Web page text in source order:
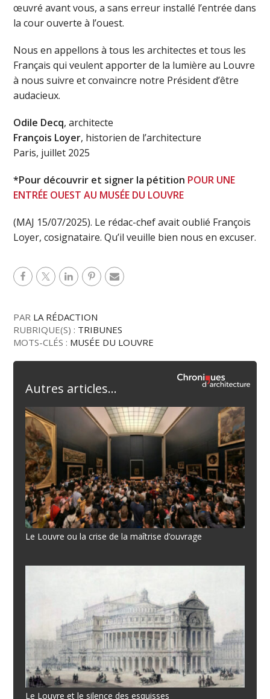
œuvré avant vous, a sans erreur installé l’entrée dans
la cour ouverte à l’ouest.
Nous en appellons à tous les architectes et tous les
Français qui veulent apporter de la lumière au Louvre
à nous suivre et convaincre notre Président d’être
audacieux.
Odile Decq, architecte
François Loyer, historien de l’architecture
Paris, juillet 2025
*Pour découvrir et signer la pétition POUR UNE
ENTRÉE OUEST AU MUSÉE DU LOUVRE
(MAJ 15/07/2025). Le rédac-chef avait oublié François
Loyer, cosignataire. Qu’il veuille bien nous en excuser.
PAR LA RÉDACTION
RUBRIQUE(S) : TRIBUNES
MOTS-CLÉS : MUSÉE DU LOUVRE
Autres articles...
Le Louvre ou la crise de la maîtrise d’ouvrage
Le Louvre et le silence des esquisses